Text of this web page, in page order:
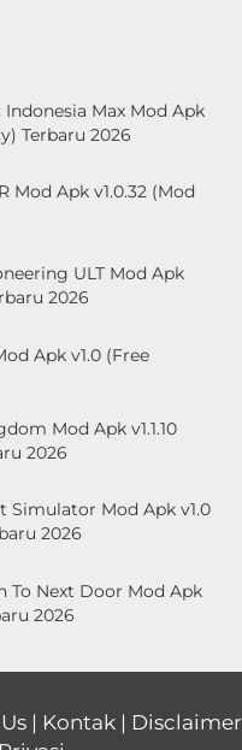
Max Mod Apk
Terbaru 2026
Mod Apk v1.0.32 (Mod
ULT Mod Apk
2026
Apk v1.0 (Free
Mod Apk v1.1.10
2026
Simulator Mod Apk v1.0
2026
To Next Door Mod Apk
2026
| Kontak| Disclaimer